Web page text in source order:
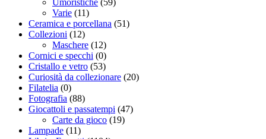
Umoristiche (59)
Varie (11)
Ceramica e porcellana (51)
Collezioni (12)
Maschere (12)
Cornici e specchi (0)
Cristallo e vetro (53)
Curiosità da collezionare (20)
Filatelia (0)
Fotografia (88)
Giocattoli e passatempi (47)
Carte da gioco (19)
Lampade (11)